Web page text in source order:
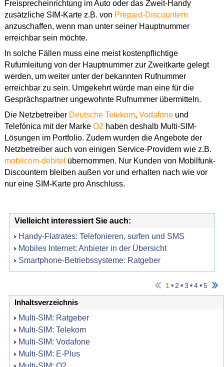
Freisprecheinrichtung im Auto oder das Zweit-Handy
zusätzliche SIM-Karte z.B. von Prepaid-Discountern
anzuschaffen, wenn man unter seiner Hauptnummer
erreichbar sein möchte.
In solche Fällen muss eine meist kostenpflichtige
Rufumleitung von der Hauptnummer zur Zweitkarte gelegt
werden, um weiter unter der bekannten Rufnummer
erreichbar zu sein. Umgekehrt würde man eine für die
Gesprächspartner ungewohnte Rufnummer übermitteln.
Die Netzbetreiber Deutsche Telekom, Vodafoneund
Telefónica mit der Marke O2 haben deshalb Multi-SIM-
Lösungen im Portfolio. Zudem wurden die Angebote der
Netzbetreiber auch von einigen Service-Providern wie z.B.
mobilcom-debitel übernommen. Nur Kunden von Mobilfunk-
Discountern bleiben außen vor und erhalten nach wie vor
nur eine SIM-Karte pro Anschluss.
Vielleicht interessiert Sie auch:
Handy-Flatrates: Telefonieren, surfen und SMS
Mobiles Internet: Anbieter in der Übersicht
Smartphone-Betriebssysteme: Ratgeber
1▪ 2 ▪3 ▪4▪5
Inhaltsverzeichnis
Multi-SIM: Ratgeber
Multi-SIM: Telekom
Multi-SIM: Vodafone
Multi-SIM: E-Plus